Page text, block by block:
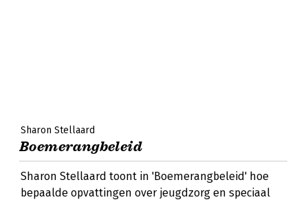
Sharon Stellaard
Boemerangbeleid
Sharon Stellaard toont in 'Boemerangbeleid' hoe
bepaalde opvattingen over jeugdzorg en speciaal